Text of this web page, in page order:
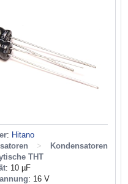
: Hitano
>
Kondensatoren
THT
: 10 µF
: 16 V